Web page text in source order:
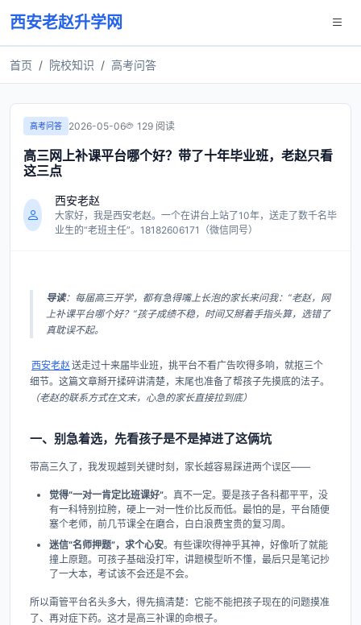
西安老赵升学网
首页 院校知识 高考问答
高考问答 2026-05-06 129 阅读
高三网上补课平台哪个好？带了十年毕业班，老赵只看
这三点
西安老赵
大家好，我是西安老赵。一个在讲台上站了10年，送走了数千名毕
业生的“老班主任”。18182606171（微信同号）
导读：每届高三开学，都有急得嘴上长泡的家长来问我：“老赵，网
上补课平台哪个好？”孩子成绩不稳，时间又掰着手指头算，选错了
真耽误不起。
西安老赵 送走过十来届毕业班，挑平台不看广告吹得多响，就抠三个
细节。这篇文章掰开揉碎讲清楚，末尾也准备了帮孩子先摸底的法子。
（老赵的联系方式在文末，心急的家长直接拉到底）
一、别急着选，先看孩子是不是掉进了这俩坑
带高三久了，我发现越到关键时刻，家长越容易踩进两个误区——
觉得“一对一肯定比班课好”。真不一定。要是孩子各科都平平，没
有一科特别拉胯，硬上一对一性价比反而低。最怕的是，平台随便
塞个老师，前几节课全在磨合，白白浪费宝贵的复习周。
迷信“名师押题”，求个心安。有些课吹得神乎其神，好像听了就能
撞上原题。可孩子基础没打牢，讲题模型听不懂，最后只是笔记抄
了一大本，考试该不会还是不会。
所以甭管平台名头多大，得先搞清楚：它能不能把孩子现在的问题摸准
了、再对症下药。这才是高三补课的命根子。